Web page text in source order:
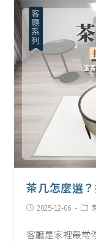
茶几怎麼選
Post2025-12-06
Post
客廳是家裡最常